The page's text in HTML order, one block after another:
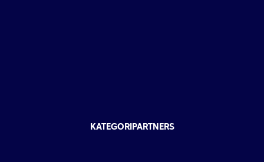
KATEGORIPARTNERS